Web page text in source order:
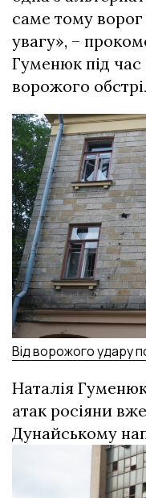
саме тому
увагу», –
Гуменюк під час
ворожого
Від ворожого удару
Наталія
атак росіяни
Дунайському